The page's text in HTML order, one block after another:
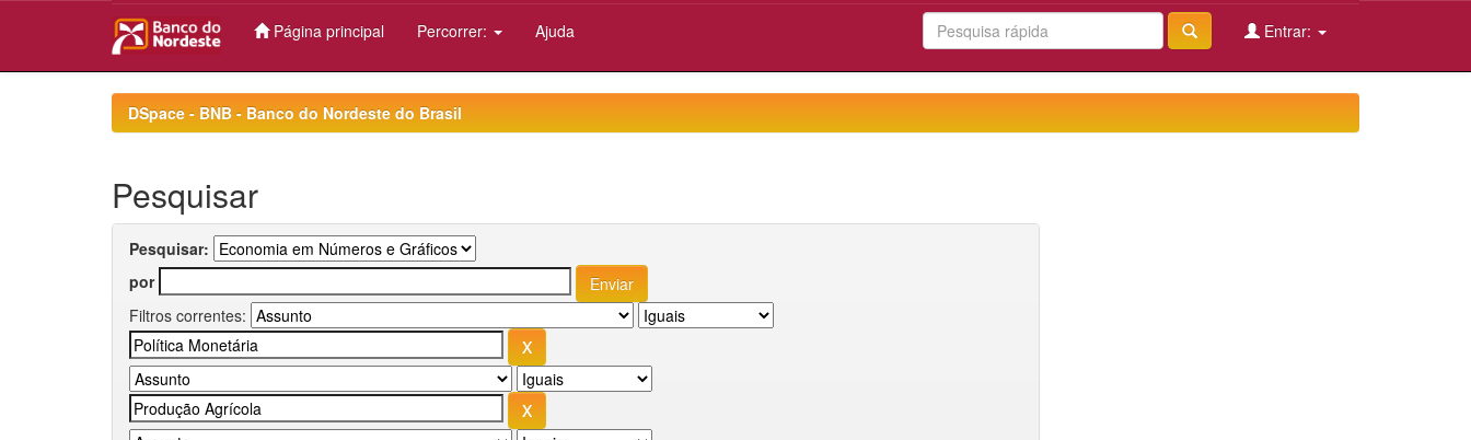
Página principal Percorrer: Ajuda Entrar:
DSpace - BNB - Banco do Nordeste do Brasil
Pesquisar
Pesquisar:
por
Filtros correntes: